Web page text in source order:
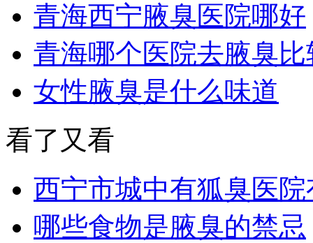
青海西宁腋臭医院哪好
青海哪个医院去腋臭比
女性腋臭是什么味道
看了又看
西宁市城中有狐臭医
哪些食物是腋臭的禁忌